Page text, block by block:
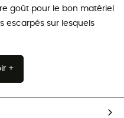
goût pour le bon matériel
escarpés sur lesquels
+